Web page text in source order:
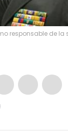
responsable de